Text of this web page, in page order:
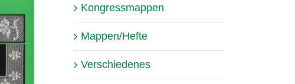
Kongressmappen
Mappen/Hefte
Verschiedenes